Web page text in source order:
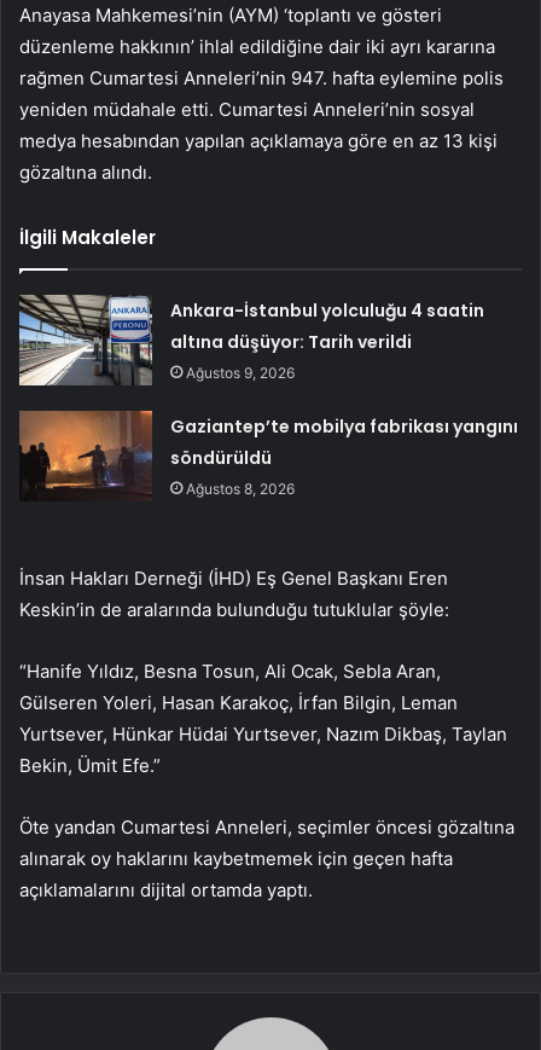
Anayasa Mahkemesi’nin (AYM) ‘toplantı ve gösteri
düzenleme hakkının’ ihlal edildiğine dair iki ayrı kararına
rağmen Cumartesi Anneleri’nin 947. hafta eylemine polis
yeniden müdahale etti. Cumartesi Anneleri’nin sosyal
medya hesabından yapılan açıklamaya göre en az 13 kişi
gözaltına alındı.
İlgili Makaleler
Ankara-İstanbul yolculuğu 4 saatin
altına düşüyor: Tarih verildi
Ağustos 9, 2026
Gaziantep’te mobilya fabrikası yangını
söndürüldü
Ağustos 8, 2026
İnsan Hakları Derneği (İHD) Eş Genel Başkanı Eren
Keskin’in de aralarında bulunduğu tutuklular şöyle:
“Hanife Yıldız, Besna Tosun, Ali Ocak, Sebla Aran,
Gülseren Yoleri, Hasan Karakoç, İrfan Bilgin, Leman
Yurtsever, Hünkar Hüdai Yurtsever, Nazım Dikbaş, Taylan
Bekin, Ümit Efe.”
Öte yandan Cumartesi Anneleri, seçimler öncesi gözaltına
alınarak oy haklarını kaybetmemek için geçen hafta
açıklamalarını dijital ortamda yaptı.